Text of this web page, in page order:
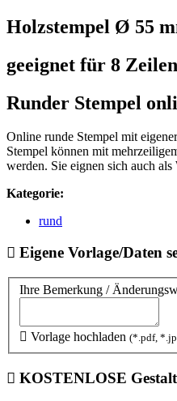
Holzstempel Ø 55
geeignet für 8 Zeilen
Runder Stempel
Online runde Stempel mit
Stempel können mit
werden. Sie eignen sich auch
Kategorie:
rund
Eigene Vorlage/Daten
Ihre Bemerkung /
Vorlage hochladen (*.pdf,
KOSTENLOSE